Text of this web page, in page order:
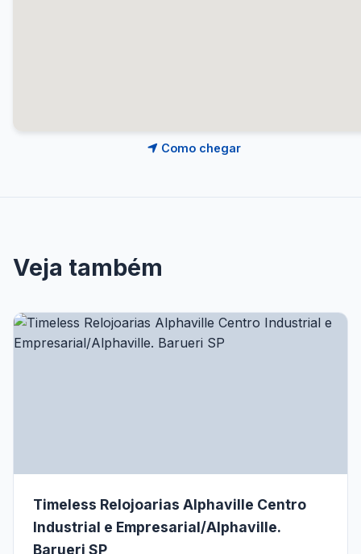
Como chegar
Veja também
Timeless Relojoarias Alphaville Centro
Industrial e Empresarial/Alphaville.
Barueri SP